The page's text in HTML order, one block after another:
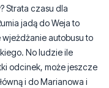
Strata czasu dla
jadą do Weja to
autobusu to
No ludzie ile
odcinek, może jeszcze
i do Marianowa i